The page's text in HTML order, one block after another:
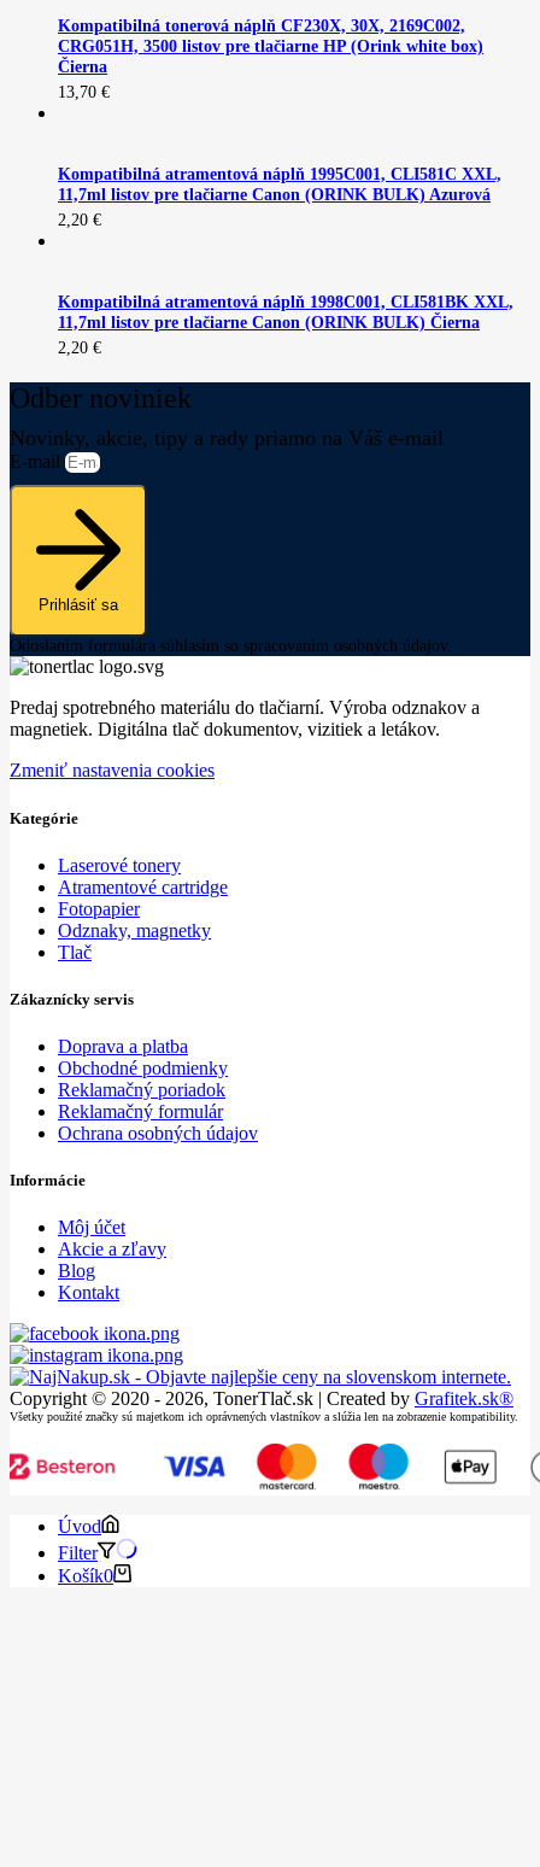
Kompatibilná tonerová náplň CF230X, 30X, 2169C002,
CRG051H, 3500 listov pre tlačiarne HP (Orink white box)
Čierna
13,70 €
Kompatibilná atramentová náplň 1995C001, CLI581C XXL,
11,7ml listov pre tlačiarne Canon (ORINK BULK) Azurová
2,20 €
Kompatibilná atramentová náplň 1998C001, CLI581BK XXL,
11,7ml listov pre tlačiarne Canon (ORINK BULK) Čierna
2,20 €
Odber noviniek
Novinky, akcie, tipy a rady priamo na Váš e-mail
E-mail
Prihlásiť sa
Odoslaním formulára súhlasím so spracovaním osobných údajov.
Predaj spotrebného materiálu do tlačiarní. Výroba odznakov a
magnetiek. Digitálna tlač dokumentov, vizitiek a letákov.
Zmeniť nastavenia cookies
Kategórie
Laserové tonery
Atramentové cartridge
Fotopapier
Odznaky, magnetky
Tlač
Zákaznícky servis
Doprava a platba
Obchodné podmienky
Reklamačný poriadok
Reklamačný formulár
Ochrana osobných údajov
Informácie
Môj účet
Akcie a zľavy
Blog
Kontakt
Copyright © 2020 - 2026, TonerTlač.sk | Created by Grafitek.sk®
Všetky použité značky sú majetkom ich oprávnených vlastníkov a slúžia len na zobrazenie kompatibility.
Úvod
Filter
Košík0